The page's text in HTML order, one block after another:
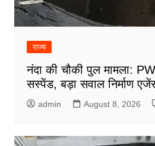
राज्य
नंदा की चौकी पुल मामला:
सस्पेंड, बड़ा सवाल निर्माण
admin August 8, 2026